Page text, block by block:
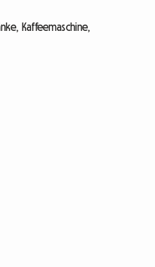
Kaffeemaschine,